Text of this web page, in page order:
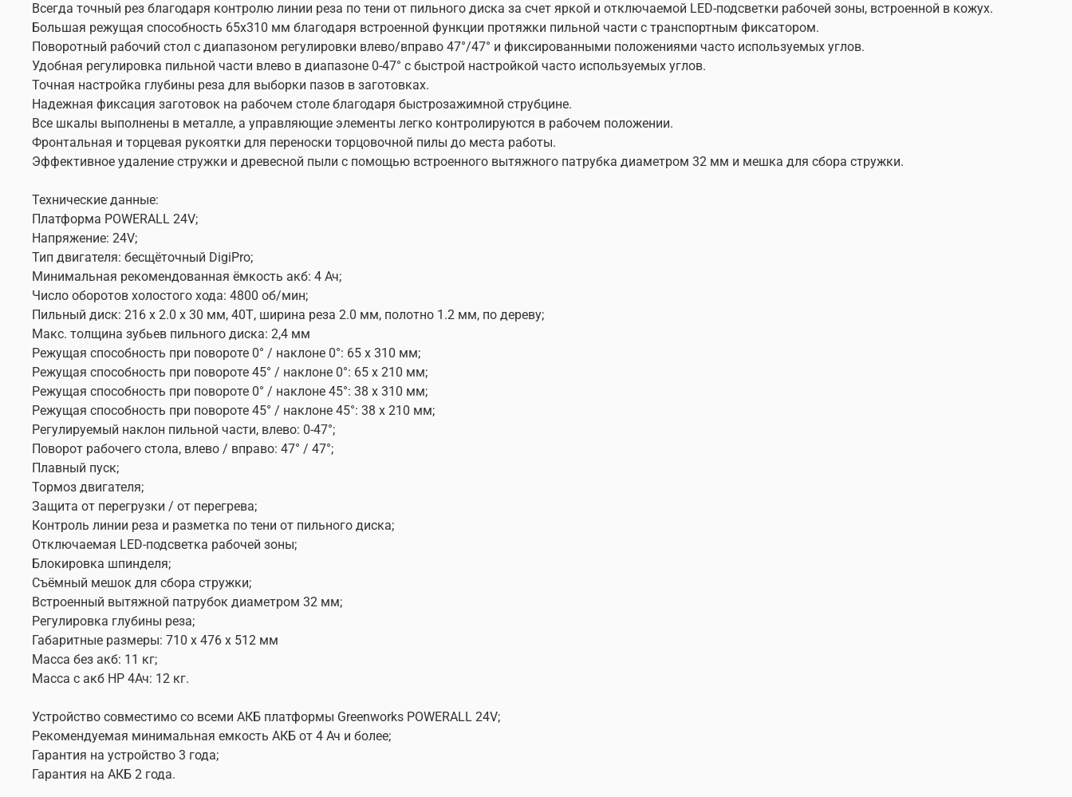
Всегда точный рез благодаря контролю линии реза по тени от пильного диска за счет яркой и отключаемой LED-подсветки рабочей зоны, встроенной в кожух.
Большая режущая способность 65х310 мм благодаря встроенной функции протяжки пильной части с транспортным фиксатором.
Поворотный рабочий стол с диапазоном регулировки влево/вправо 47°/47° и фиксированными положениями часто используемых углов.
Удобная регулировка пильной части влево в диапазоне 0-47° с быстрой настройкой часто используемых углов.
Точная настройка глубины реза для выборки пазов в заготовках.
Надежная фиксация заготовок на рабочем столе благодаря быстрозажимной струбцине.
Все шкалы выполнены в металле, а управляющие элементы легко контролируются в рабочем положении.
Фронтальная и торцевая рукоятки для переноски торцовочной пилы до места работы.
Эффективное удаление стружки и древесной пыли с помощью встроенного вытяжного патрубка диаметром 32 мм и мешка для сбора стружки.
Технические данные:
Платформа POWERALL 24V;
Напряжение: 24V;
Тип двигателя: бесщёточный DigiPro;
Минимальная рекомендованная ёмкость акб: 4 Ач;
Число оборотов холостого хода: 4800 об/мин;
Пильный диск: 216 х 2.0 х 30 мм, 40Т, ширина реза 2.0 мм, полотно 1.2 мм, по дереву;
Макс. толщина зубьев пильного диска: 2,4 мм
Режущая способность при повороте 0° / наклоне 0°: 65 х 310 мм;
Режущая способность при повороте 45° / наклоне 0°: 65 х 210 мм;
Режущая способность при повороте 0° / наклоне 45°: 38 х 310 мм;
Режущая способность при повороте 45° / наклоне 45°: 38 х 210 мм;
Регулируемый наклон пильной части, влево: 0-47°;
Поворот рабочего стола, влево / вправо: 47° / 47°;
Плавный пуск;
Тормоз двигателя;
Защита от перегрузки / от перегрева;
Контроль линии реза и разметка по тени от пильного диска;
Отключаемая LED-подсветка рабочей зоны;
Блокировка шпинделя;
Съёмный мешок для сбора стружки;
Встроенный вытяжной патрубок диаметром 32 мм;
Регулировка глубины реза;
Габаритные размеры: 710 x 476 x 512 мм
Масса без акб: 11 кг;
Масса с акб HP 4Ач: 12 кг.
Устройство совместимо со всеми АКБ платформы Greenworks POWERALL 24V;
Рекомендуемая минимальная емкость АКБ от 4 Ач и более;
Гарантия на устройство 3 года;
Гарантия на АКБ 2 года.